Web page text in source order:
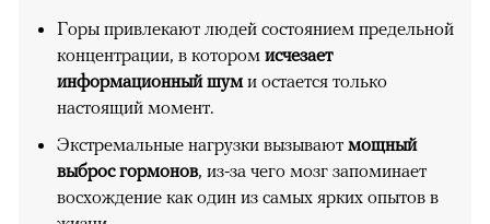
Горы привлекают людей состоянием предельной
концентрации, в котором исчезает
информационный шуми остается только
настоящий момент.
Экстремальные нагрузки вызывают мощный
выброс гормонов, из-за чего мозг запоминает
восхождение как один из самых ярких опытов в